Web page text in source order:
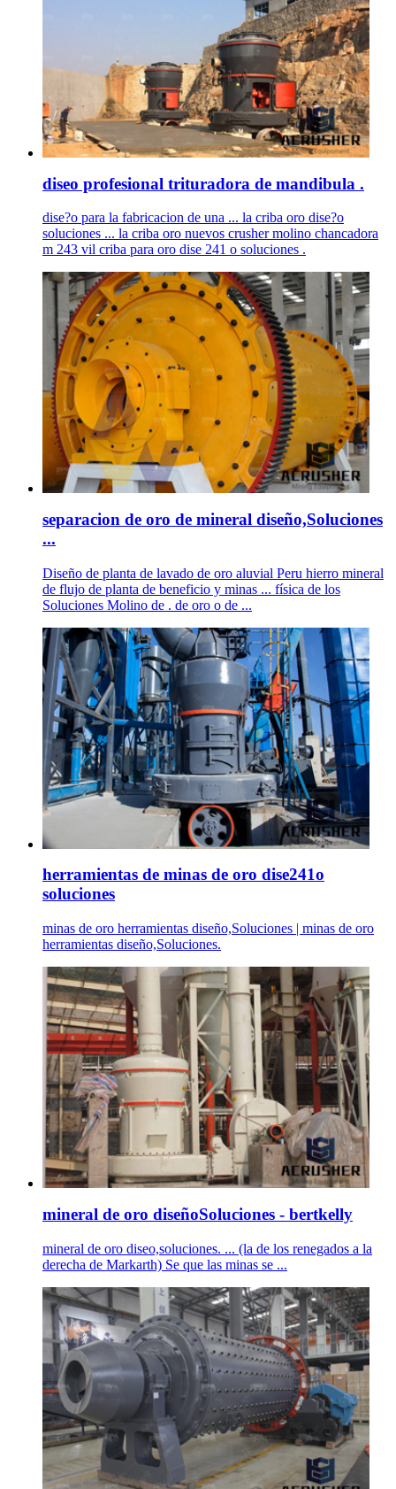
diseo profesional trituradora de mandibula .
dise?o para la fabricacion de una ... la criba oro dise?o
soluciones ... la criba oro nuevos crusher molino chancadora
m 243 vil criba para oro dise 241 o soluciones .
separacion de oro de mineral diseño,Soluciones
...
Diseño de planta de lavado de oro aluvial Peru hierro mineral
de flujo de planta de beneficio y minas ... física de los
Soluciones Molino de . de oro o de ...
herramientas de minas de oro dise241o
soluciones
minas de oro herramientas diseño,Soluciones | minas de oro
herramientas diseño,Soluciones.
mineral de oro diseñoSoluciones - bertkelly
mineral de oro diseo,soluciones. ... (la de los renegados a la
derecha de Markarth) Se que las minas se ...